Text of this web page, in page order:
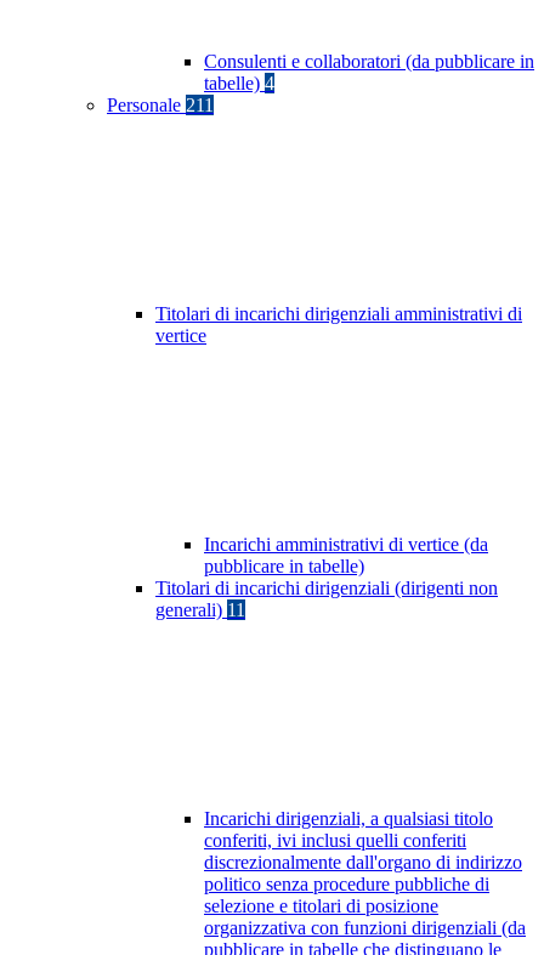
Consulenti e collaboratori (da pubblicare in
tabelle) 4
Personale 211
Titolari di incarichi dirigenziali amministrativi di
vertice
Incarichi amministrativi di vertice (da
pubblicare in tabelle)
Titolari di incarichi dirigenziali (dirigenti non
generali) 11
Incarichi dirigenziali, a qualsiasi titolo
conferiti, ivi inclusi quelli conferiti
discrezionalmente dall'organo di indirizzo
politico senza procedure pubbliche di
selezione e titolari di posizione
organizzativa con funzioni dirigenziali (da
pubblicare in tabelle che distinguano le